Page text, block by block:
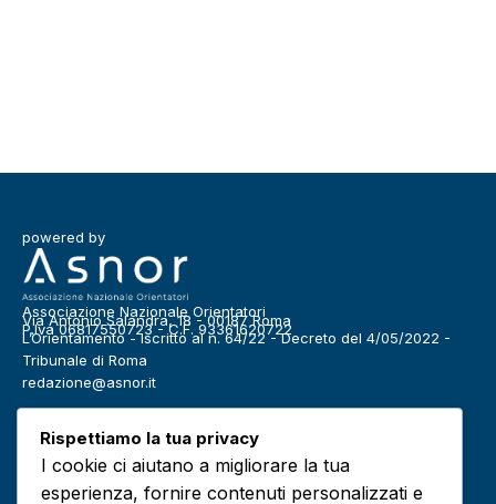
powered by
Associazione Nazionale Orientatori
Via Antonio Salandra, 18 - 00187 Roma
P.Iva 06817550723 - C.F. 93361620722
L’Orientamento - Iscritto al n. 64/22 - Decreto del 4/05/2022 -
Tribunale di Roma
redazione@asnor.it
Benessere Community
Rispettiamo la tua privacy
I cookie ci aiutano a migliorare la tua
esperienza, fornire contenuti personalizzati e